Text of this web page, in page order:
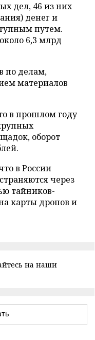
дел, 46 из них
денег и
путем.
6,3 млрд
по делам,
материалов
в прошлом году
оборот
в России
через
тайников-
карты дропов и
на наши